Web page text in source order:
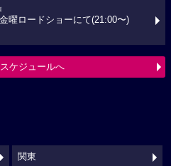
曜ロードショーにて(21:00〜)
ケジュールへ
関東